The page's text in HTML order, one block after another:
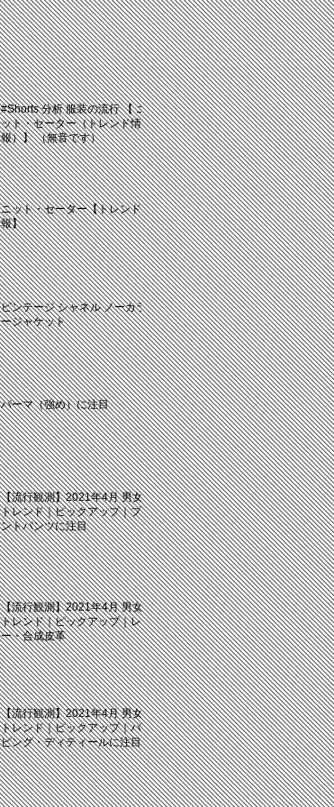
#Shorts 分析 服装の流行 【 ニ
ット・セーター（トレンド情
報）】 （無音です）
ニット・セーター【トレンド情
報】
ビンテージ シャネル ノーカラ
ージャケット
パーマ（強め）に注目
【流行観測】2021年4月 男女
トレンド｜ピックアップ｜プリ
ントパンツに注目
【流行観測】2021年4月 男女
トレンド｜ピックアップ｜レザ
ー・合成皮革
【流行観測】2021年4月 男女
トレンド｜ピックアップ｜パイ
ピング・ディティールに注目